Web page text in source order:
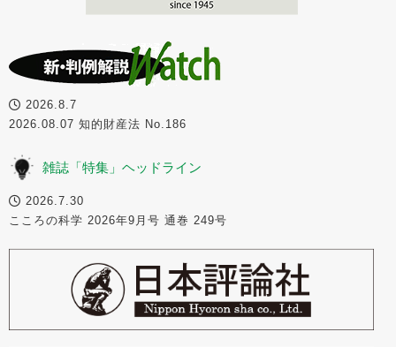
2026.8.7
2026.08.07 知的財産法 No.186
雑誌「特集」ヘッドライン
2026.7.30
こころの科学 2026年9月号 通巻 249号